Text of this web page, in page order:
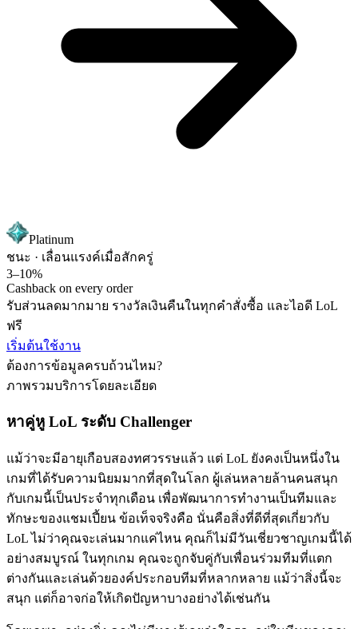
Platinum
ชนะ · เลื่อนแรงค์เมื่อสักครู่
3–10%
Cashback on every order
รับส่วนลดมากมาย รางวัลเงินคืนในทุกคำสั่งซื้อ และไอดี LoL
ฟรี
เริ่มต้นใช้งาน
ต้องการข้อมูลครบถ้วนไหม?
ภาพรวมบริการโดยละเอียด
หาคู่หู LoL ระดับ Challenger
แม้ว่าจะมีอายุเกือบสองทศวรรษแล้ว แต่ LoL ยังคงเป็นหนึ่งใน
เกมที่ได้รับความนิยมมากที่สุดในโลก ผู้เล่นหลายล้านคนสนุก
กับเกมนี้เป็นประจำทุกเดือน เพื่อพัฒนาการทำงานเป็นทีมและ
ทักษะของแชมเปี้ยน ข้อเท็จจริงคือ นั่นคือสิ่งที่ดีที่สุดเกี่ยวกับ
LoL ไม่ว่าคุณจะเล่นมากแค่ไหน คุณก็ไม่มีวันเชี่ยวชาญเกมนี้ได้
อย่างสมบูรณ์ ในทุกเกม คุณจะถูกจับคู่กับเพื่อนร่วมทีมที่แตก
ต่างกันและเล่นด้วยองค์ประกอบทีมที่หลากหลาย แม้ว่าสิ่งนี้จะ
สนุก แต่ก็อาจก่อให้เกิดปัญหาบางอย่างได้เช่นกัน